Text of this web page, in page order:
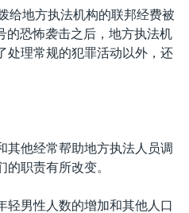
给地方执法机构的联邦经费被
的恐怖袭击之后，地方执法机
处理常规的犯罪活动以外，还
其他经常帮助地方执法人员调
职责有所改变。
轻男性人数的增加和其他人口